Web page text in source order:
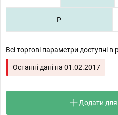
P
Всі торгові параметри доступні в
Останні дані на 01.02.2017
Додати для